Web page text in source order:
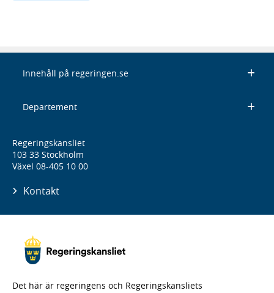
Innehåll på regeringen.se
Departement
Regeringskansliet
103 33 Stockholm
Växel 08-405 10 00
Kontakt
Det här är regeringens och Regeringskansliets